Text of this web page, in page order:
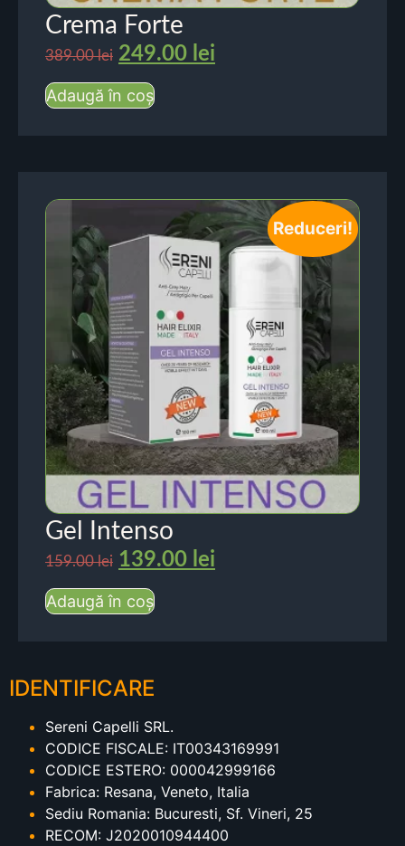
Crema Forte
389.00lei 249.00 lei
Adaugă în coș
Reduceri!
Gel Intenso
159.00lei 139.00 lei
Adaugă în coș
IDENTIFICARE
Sereni Capelli SRL.
CODICE FISCALE: IT00343169991
CODICE ESTERO: 000042999166
Fabrica: Resana, Veneto, Italia
Sediu Romania: Bucuresti, Sf. Vineri, 25
RECOM: J2020010944400